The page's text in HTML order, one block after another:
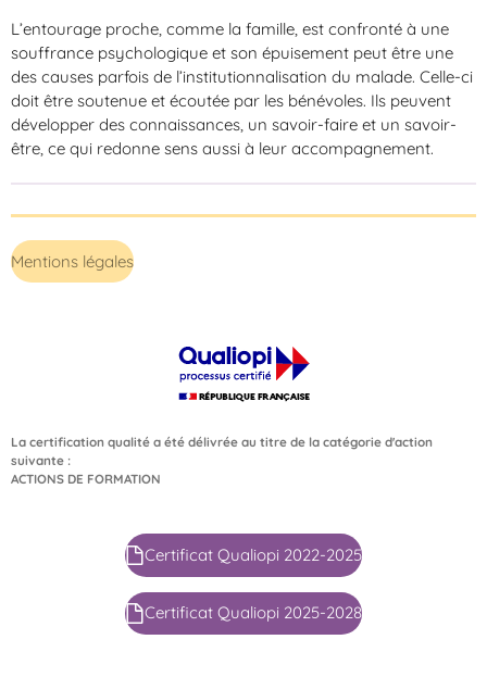
L’entourage proche, comme la famille, est confronté à une
souffrance psychologique et son épuisement peut être une
des causes parfois de l’institutionnalisation du malade. Celle-ci
doit être soutenue et écoutée par les bénévoles. Ils peuvent
développer des connaissances, un savoir-faire et un savoir-
être, ce qui redonne sens aussi à leur accompagnement.
Mentions légales
La certification qualité a été délivrée au titre de la catégorie d'action
suivante :
ACTIONS DE FORMATION
Certificat Qualiopi 2022-2025
Certificat Qualiopi 2025-2028